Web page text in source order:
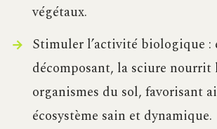
végétaux.
Stimuler l’activité biologique :
décomposant, la sciure nourrit
organismes du sol, favorisant
écosystème sain et dynamique.